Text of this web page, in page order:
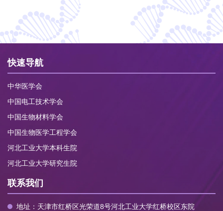
快速导航
中华医学会
中国电工技术学会
中国生物材料学会
中国生物医学工程学会
河北工业大学本科生院
河北工业大学研究生院
联系我们
地址：天津市红桥区光荣道8号河北工业大学红桥校区东院